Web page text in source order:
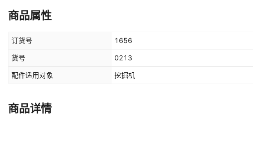
商品属性
订货号 1656
货号 0213
配件适用对象 挖掘机
商品详情